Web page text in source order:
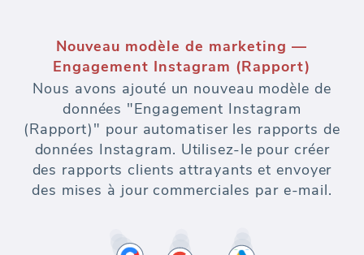
Nouveau modèle de marketing —
Engagement Instagram (Rapport)
Nous avons ajouté un nouveau modèle de
données "Engagement Instagram
(Rapport)" pour automatiser les rapports de
données Instagram. Utilisez-le pour créer
des rapports clients attrayants et envoyer
des mises à jour commerciales par e-mail.